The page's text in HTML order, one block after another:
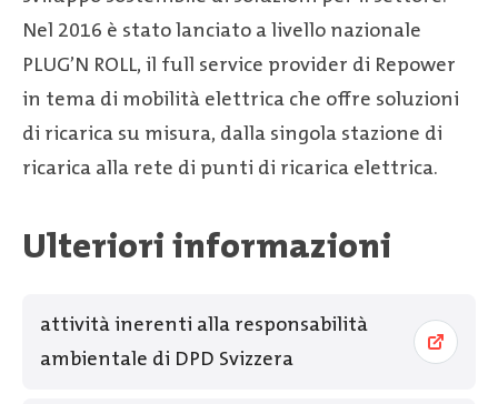
Nel 2016 è stato lanciato a livello nazionale
PLUG’N ROLL, il full service provider di Repower
in tema di mobilità elettrica che offre soluzioni
di ricarica su misura, dalla singola stazione di
ricarica alla rete di punti di ricarica elettrica.
Ulteriori informazioni
attività inerenti alla responsabilità
ambientale di DPD Svizzera